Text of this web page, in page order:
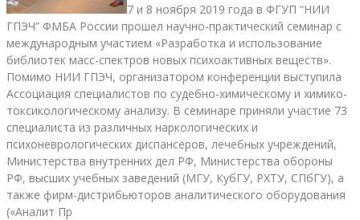
7 и 8 ноября 2019 года в ФГУП “НИИ
ГПЭЧ” ФМБА России прошел научно-практический семинар с
международным участием «Разработка и использование
библиотек масс-спектров новых психоактивных веществ».
Помимо НИИ ГПЭЧ, организатором конференции выступила
Ассоциация специалистов по судебно-химическому и химико-
токсикологическому анализу. В семинаре приняли участие 73
специалиста из различных наркологических и
психоневрологических диспансеров, лечебных учреждений,
Министерства внутренних дел РФ, Министерства обороны
РФ, высших учебных заведений (МГУ, КубГУ, РХТУ, СПбГУ), а
также фирм-дистрибьюторов аналитического оборудования
(«Аналит Пр